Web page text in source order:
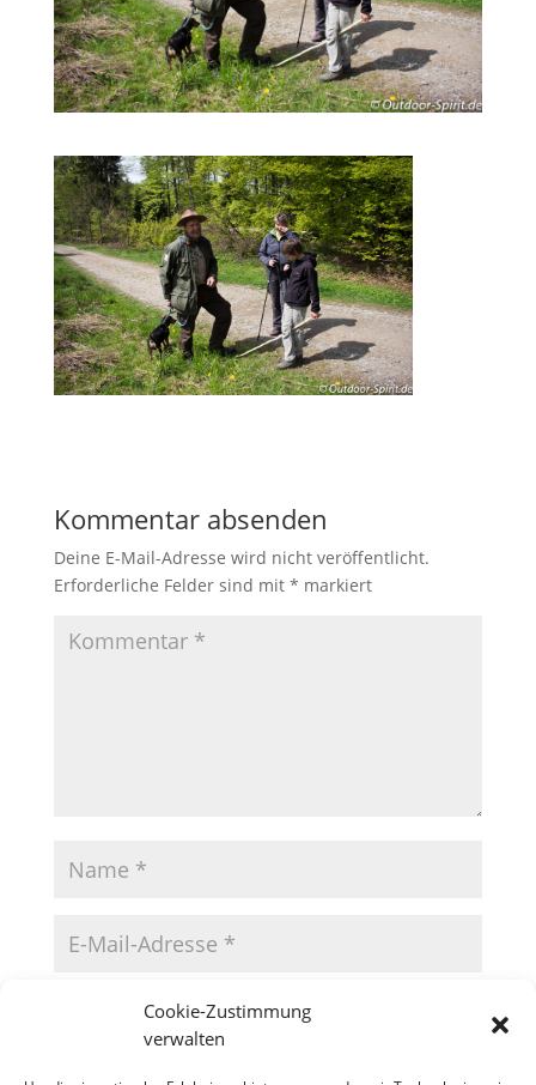
Cookie-Zustimmung
verwalten
Kommentar absenden
Deine E-Mail-Adresse wird nicht veröffentlicht.
Erforderliche Felder sind mit * markiert